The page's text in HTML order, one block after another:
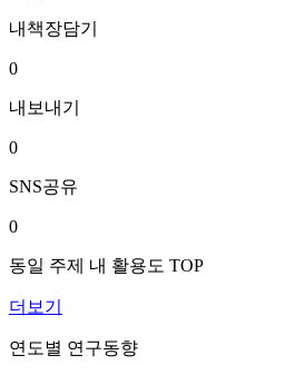
내책장담기
0
내보내기
0
SNS공유
0
동일 주제 내 활용도 TOP
더보기
연도별 연구동향